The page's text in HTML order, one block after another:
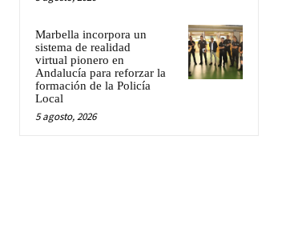
Marbella incorpora un
sistema de realidad
virtual pionero en
Andalucía para reforzar la
formación de la Policía
Local
5 agosto, 2026